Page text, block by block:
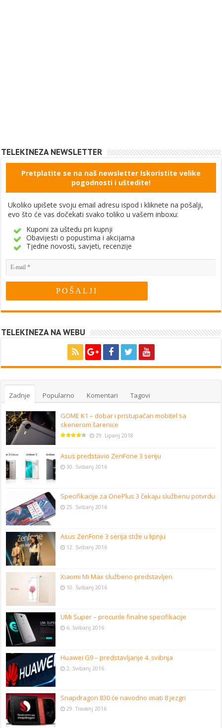
TELEKINEZA NEWSLETTER
Pretplatite se na naš newsletter Iskoristite velike
pogodnosti i uštedite!
Ukoliko upišete svoju email adresu ispod i kliknete na pošalji,
evo što će vas dočekati svako toliko u vašem inboxu:
Kuponi za uštedu pri kupnji
Obavijesti o popustima i akcijama
Tjedne novosti, savjeti, recenzije
TELEKINEZA NA WEBU
Zadnje Popularno Komentari Tagovi
GOME K1 – dobar i pristupačan mobitel sa
skenerom šarenice
29. Lipanj 2018
Asus predstavio ZenFone 3 seriju
30. Svibanj 2016
Specifikacije za OnePlus 3 čekaju službenu potvrdu
25. Svibanj 2016
Asus ZenFone 3 serija stiže u lipnju
12. Svibanj 2016
Xiaomi Mi Max službeno predstavljen
10. Svibanj 2016
UMi Super – procurile finalne specifikacije
6. Svibanj 2016
Huawei G9 – predstavljanje 4. svibnja
2. Svibanj 2016
Snapdragon 830 će navodno imati 8 jezgri
29. Travanj 2016